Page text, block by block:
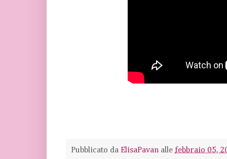
Pubblicato da ElisaPavan alle febbraio 05,